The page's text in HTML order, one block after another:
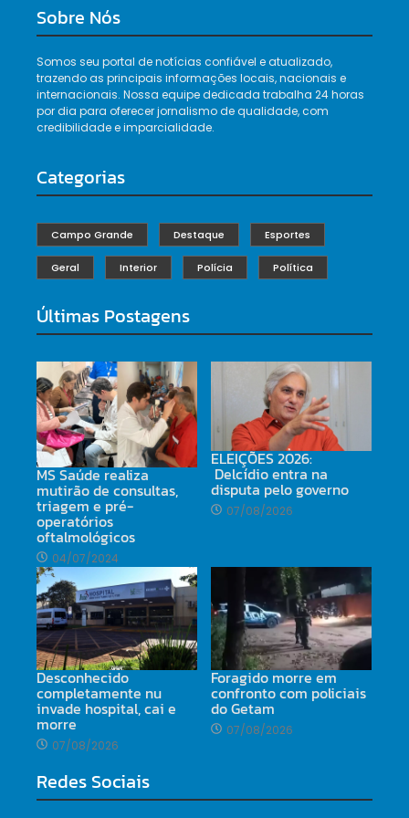
Sobre Nós
Somos seu portal de notícias confiável e atualizado,
trazendo as principais informações locais, nacionais e
internacionais. Nossa equipe dedicada trabalha 24 horas
por dia para oferecer jornalismo de qualidade, com
credibilidade e imparcialidade.
Categorias
Campo Grande Destaque Esportes
Geral Interior Polícia Política
Últimas Postagens
MS Saúde realiza
mutirão de consultas,
triagem e pré-
operatórios
oftalmológicos
04/07/2024
ELEIÇÕES 2026:
Delcídio entra na
disputa pelo governo
07/08/2026
Desconhecido
completamente nu
invade hospital, cai e
morre
07/08/2026
Foragido morre em
confronto com policiais
do Getam
07/08/2026
Redes Sociais